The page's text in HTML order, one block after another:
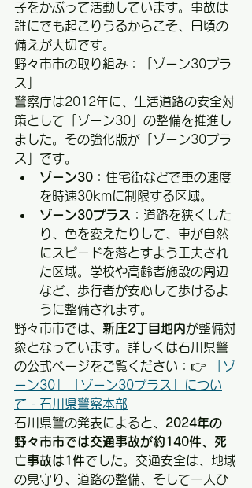
子をかぶって活動しています。事故は
誰にでも起こりうるからこそ、日頃の
備えが大切です。
野々市市の取り組み：「ゾーン30プラ
ス」
警察庁は2012年に、生活道路の安全対
策として「ゾーン30」の整備を推進し
ました。その強化版が「ゾーン30プラ
ス」です。
ゾーン30 ：住宅街などで車の速度
を時速30kmに制限する区域。
ゾーン30プラス ：道路を狭くした
り、色を変えたりして、車が自然
にスピードを落とすよう工夫され
た区域。学校や高齢者施設の周辺
など、歩行者が安心して歩けるよ
うに整備されます。
野々市市では、 新庄2丁目地内が整備対
象となっています。詳しくは石川県警
の公式ページをご覧ください：👉
「ゾ
ーン30」「ゾーン30プラス」につい
て - 石川県警察本部
石川県警の発表によると、 2024年の
野々市市では交通事故が約140件、死
亡事故は1件でした。交通安全は、地域
の見守り、道路の整備、そして一人ひ